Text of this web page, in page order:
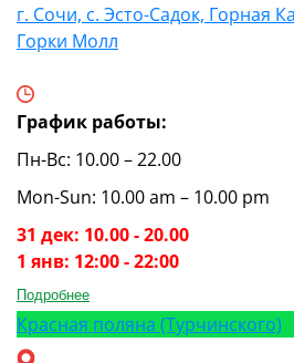
г. Сочи, с. Эсто-Садок, Горная
Горки Молл
График работы:
Пн-Вс: 10.00 – 22.00
Mon-Sun: 10.00 am – 10.00 pm
31 дек: 10.00 - 20.00
1 янв: 12:00 - 22:00
Подробнее
Красная поляна (Турчинского)